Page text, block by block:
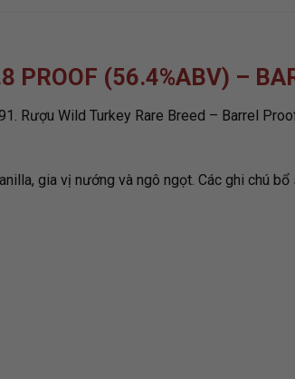
PROOF (56.4%ABV) –
Rượu Wild Turkey Rare Breed – Barrel
gia vị nướng và ngô ngọt. Các ghi chú bổ